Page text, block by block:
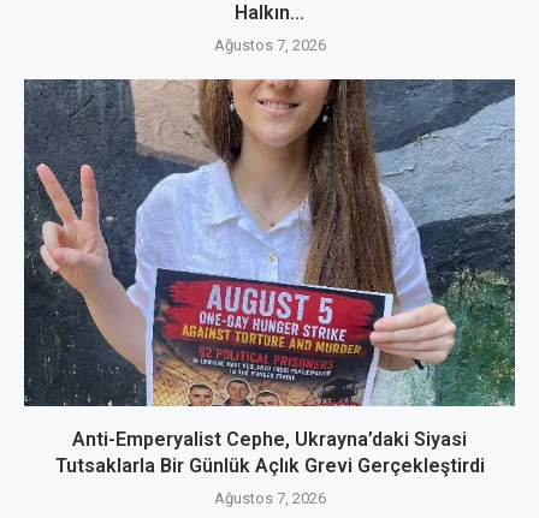
Halkın...
Ağustos 7, 2026
Anti-Emperyalist Cephe, Ukrayna’daki Siyasi
Tutsaklarla Bir Günlük Açlık Grevi Gerçekleştirdi
Ağustos 7, 2026